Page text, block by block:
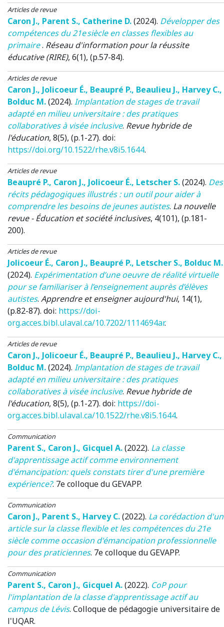
Articles de revue
Caron J., Parent S., Catherine D.(2024). Développer des
compétences du 21e siècle en classes flexibles au
primaire. Réseau d'information pour la réussite
éducative (RIRE), 6(1), (p.57-84).
Articles de revue
Caron J., Jolicoeur É., Beaupré P., Beaulieu J., Harvey C.,
Bolduc M.(2024). Implantation de stages de travail
adapté en milieu universitaire : des pratiques
collaboratives à visée inclusive. Revue hybride de
l'éducation, 8(5), (p.1-27). doi:
https://doi.org/10.1522/rhe.v8i5.1644.
Articles de revue
Beaupré P., Caron J., Jolicoeur É., Letscher S.(2024). Des
récits pédagogiques illustrés : un outil pour aider à
comprendre les besoins de jeunes autistes. La nouvelle
revue - Éducation et société inclusives, 4(101), (p.181-
200).
Articles de revue
Jolicoeur É., Caron J., Beaupré P., Letscher S., Bolduc M.
(2024). Expérimentation d’une oeuvre de réalité virtuelle
pour se familiariser à l’enseignement auprès d’élèves
autistes. Apprendre et enseigner aujourd'hui, 14(1),
(p.82-87). doi: https://doi-
org.acces.bibl.ulaval.ca/10.7202/1114694ar.
Articles de revue
Caron J., Jolicoeur É., Beaupré P., Beaulieu J., Harvey C.,
Bolduc M.(2024). Implantation de stages de travail
adapté en milieu universitaire : des pratiques
collaboratives à visée inclusive. Revue hybride de
l'éducation, 8(5), (p.1-27). doi: https://doi-
org.acces.bibl.ulaval.ca/10.1522/rhe.v8i5.1644.
Communication
Parent S., Caron J., Gicquel A.(2022). La classe
d'apprentissage actif comme environnement
d'émancipation: quels constats tirer d'une première
expérience?. 7e colloque du GEVAPP.
Communication
Caron J., Parent S., Harvey C.(2022). La corédaction d'un
article sur la classe flexible et les compétences du 21e
siècle comme occasion d'émancipation professionnelle
pour des praticiennes. 7e colloque du GEVAPP.
Communication
Parent S., Caron J., Gicquel A.(2022). CoP pour
l'implantation de la classe d'apprentissage actif au
campus de Lévis. Colloque de pédagogie universitaire de
l'UQAR.